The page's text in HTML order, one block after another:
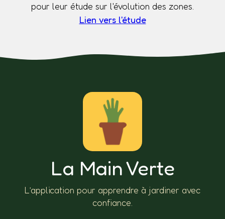
pour leur étude sur l'évolution des zones.
Lien vers l'étude
La Main Verte
L’application pour apprendre à jardiner avec
confiance.